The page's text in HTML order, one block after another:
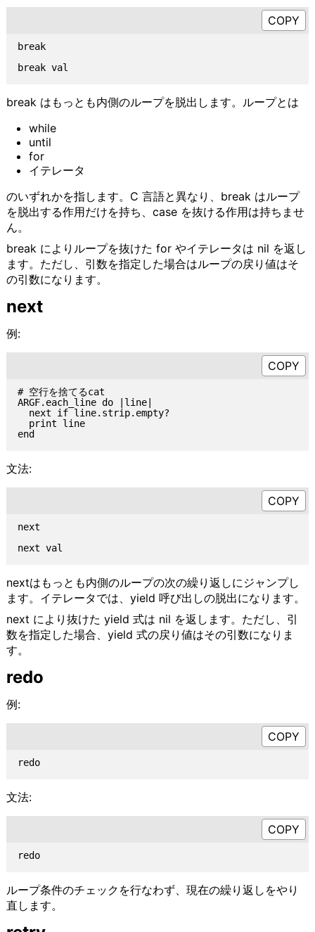
break
break はもっとも内側のループを脱出します。ループとは
while
until
for
イテレータ
のいずれかを指します。C 言語と異なり、break はループ
を脱出する作用だけを持ち、case を抜ける作用は持ちませ
ん。
break によりループを抜けた for やイテレータは nil を返し
ます。ただし、引数を指定した場合はループの戻り値はそ
の引数になります。
next
例:
# 空行を捨てるcat
ARGF.each_line do |line|
  next if line.strip.empty?
  print line
文法:
next
nextはもっとも内側のループの次の繰り返しにジャンプし
ます。イテレータでは、yield 呼び出しの脱出になります。
next により抜けた yield 式は nil を返します。ただし、引
数を指定した場合、yield 式の戻り値はその引数になりま
す。
redo
例:
redo
文法:
redo
ループ条件のチェックを行なわず、現在の繰り返しをやり
直します。